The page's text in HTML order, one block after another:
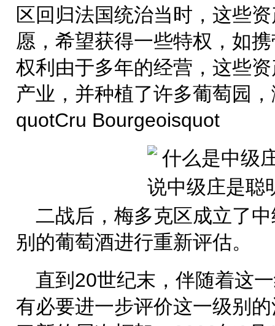
区回归法国统治当时，这些
愿，希望获得一些特权，如
权利由于多年的经营，这些
产业，并种植了许多葡萄园
quotCru Bourgeoisquot
二战后，梅多克区成立了
别的葡萄酒进行重新评估。
直到20世纪末，伴随着这
有必要进一步评价这一级别